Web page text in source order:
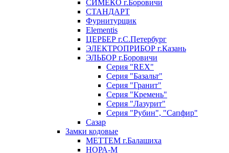
СИМЕКО г.Боровичи
СТАНДАРТ
Фурнитурщик
Elementis
ЦЕРБЕР г.С.Петербург
ЭЛЕКТРОПРИБОР г.Казань
ЭЛЬБОР г.Боровичи
Серия "REX"
Серия "Базальт"
Серия "Гранит"
Серия "Кремень"
Серия "Лазурит"
Серия "Рубин", "Сапфир"
Сазар
Замки кодовые
МЕТТЕМ г.Балашиха
НОРА-М